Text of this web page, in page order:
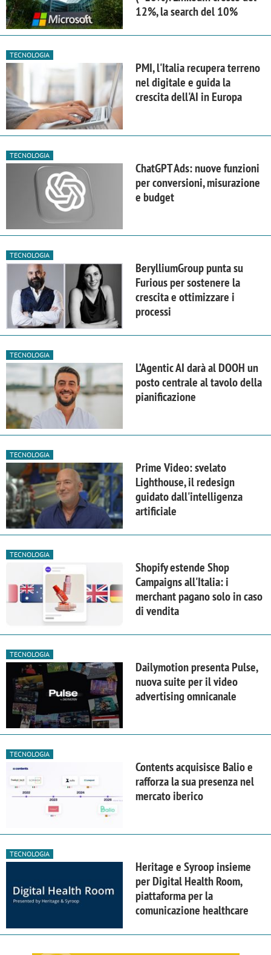
12%, la search del 10%
TECNOLOGIA
PMI, l'Italia recupera terreno
nel digitale e guida la
crescita dell'AI in Europa
TECNOLOGIA
ChatGPT Ads: nuove funzioni
per conversioni, misurazione
e budget
TECNOLOGIA
BerylliumGroup punta su
Furious per sostenere la
crescita e ottimizzare i
processi
TECNOLOGIA
L’Agentic AI darà al DOOH un
posto centrale al tavolo della
pianificazione
TECNOLOGIA
Prime Video: svelato
Lighthouse, il redesign
guidato dall'intelligenza
artificiale
TECNOLOGIA
Shopify estende Shop
Campaigns all'Italia: i
merchant pagano solo in caso
di vendita
TECNOLOGIA
Dailymotion presenta Pulse,
nuova suite per il video
advertising omnicanale
TECNOLOGIA
Contents acquisisce Balio e
rafforza la sua presenza nel
mercato iberico
TECNOLOGIA
Heritage e Syroop insieme
per Digital Health Room,
piattaforma per la
comunicazione healthcare